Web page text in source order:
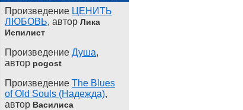
Произведение ЦЕНИТЬ
ЛЮБОВЬ, автор Лика
Испилист
Произведение Душа,
автор pogost
Произведение The Blues
of Old Souls (Надежда),
автор Василиса